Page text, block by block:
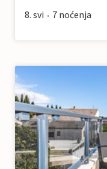
8. svi • 7 noćenja